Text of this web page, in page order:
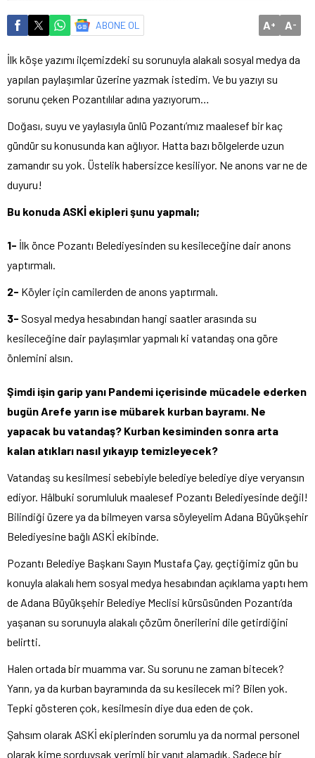
ABONE OL A+ A-
İlk köşe yazımı ilçemizdeki su sorunuyla alakalı sosyal medya da
yapılan paylaşımlar üzerine yazmak istedim. Ve bu yazıyı su
sorunu çeken Pozantılılar adına yazıyorum…
Doğası, suyu ve yaylasıyla ünlü Pozantı’mız maalesef bir kaç
gündür su konusunda kan ağlıyor. Hatta bazı bölgelerde uzun
zamandır su yok. Üstelik habersizce kesiliyor. Ne anons var ne de
duyuru!
Bu konuda ASKİ ekipleri şunu yapmalı;
1- İlk önce Pozantı Belediyesinden su kesileceğine dair anons
yaptırmalı.
2- Köyler için camilerden de anons yaptırmalı.
3- Sosyal medya hesabından hangi saatler arasında su
kesileceğine dair paylaşımlar yapmalı ki vatandaş ona göre
önlemini alsın.
Şimdi işin garip yanı Pandemi içerisinde mücadele ederken
bugün Arefe yarın ise mübarek kurban bayramı. Ne
yapacak bu vatandaş? Kurban kesiminden sonra arta
kalan atıkları nasıl yıkayıp temizleyecek?
Vatandaş su kesilmesi sebebiyle belediye belediye diye veryansın
ediyor. Hâlbuki sorumluluk maalesef Pozantı Belediyesinde değil!
Bilindiği üzere ya da bilmeyen varsa söyleyelim Adana Büyükşehir
Belediyesine bağlı ASKİ ekibinde.
Pozantı Belediye Başkanı Sayın Mustafa Çay, geçtiğimiz gün bu
konuyla alakalı hem sosyal medya hesabından açıklama yaptı hem
de Adana Büyükşehir Belediye Meclisi kürsüsünden Pozantı’da
yaşanan su sorunuyla alakalı çözüm önerilerini dile getirdiğini
belirtti.
Halen ortada bir muamma var. Su sorunu ne zaman bitecek?
Yarın, ya da kurban bayramında da su kesilecek mi? Bilen yok.
Tepki gösteren çok, kesilmesin diye dua eden de çok.
Şahsım olarak ASKİ ekiplerinden sorumlu ya da normal personel
olarak kime sorduysak verimli bir yanıt alamadık. Sadece bir